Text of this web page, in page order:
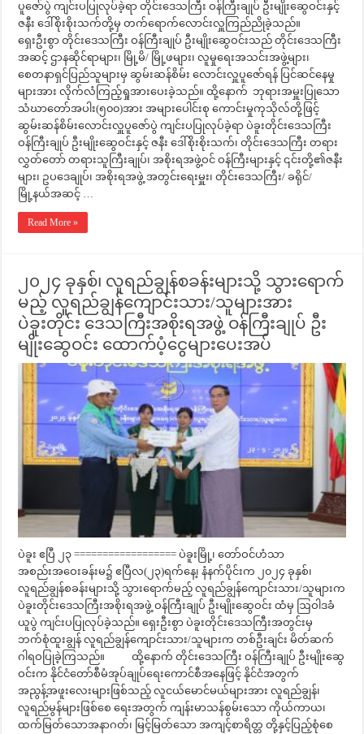
ပူဇော်ပွဲ ကျင်းပပြုလုပ်ခဲ့ရာ တိုင်းဒေသကြီး ဝန်ကြီးချုပ် ဦးမျိုးဆွေဝင်းနှင့်
ဇနီး ဒေါ်စိုးစိုးသက်တို့မှ တက်ရောက်လောင်းလှူကြည်ညိုခဲ့သည်။
ရှေးဦးစွာ တိုင်းဒေသကြီး ဝန်ကြီးချုပ် ဦးမျိုးဆွေဝင်းသည် တိုင်းဒေသကြီး
အဆင့် ဌာနဆိုင်ရာများ၊ မြို့မိ/ မြို့ဖများ၊ လူမှုရေးအသင်းအဖွဲ့များ၊
စေတနာရှင်ပြည်သူများမှ ဆွမ်းဆန်စိမ်း လောင်းလှူပူဇော်ရန် ပြင်ဆင်နေမှု
များအား လိုက်လံကြည့်ရှုအားပေးခဲ့သည်။ ထို့နောက် ဘုရားအမှူးပြုသော
သံဃာတော်အပါး(၅၀၀)အား အများပေါင်းစု ကောင်းမှုကုသိုလ်တို့ဖြင့်
ဆွမ်းဆန်စိမ်းလောင်းလှူပူဇော်ပွဲ ကျင်းပပြုလုပ်ခဲ့ရာ ပဲခူးတိုင်းဒေသကြီး
ဝန်ကြီးချုပ် ဦးမျိုးဆွေဝင်းနှင့် ဇနီး ဒေါ်စိုးစိုးသက်၊ တိုင်းဒေသကြီး တရား
လွှတ်တော် တရားသူကြီးချုပ်၊ အစိုးရအဖွဲ့ဝင် ဝန်ကြီးများနှင့် ၎င်းတို့၏ဇနီး
များ၊ ဥပဒေချုပ်၊ အစိုးရအဖွဲ့ အတွင်းရေးမှူး၊ တိုင်းဒေသကြီး/ ခရိုင်/
မြို့နယ်အဆင့် …
Read More »
၂၀၂၄ ခုနှစ်၊ လူရည်ချွန်စခန်းများသို့ သွားရောက်
မည့် လူရည်ချွန်ကျောင်းသား/သူများအား
ပဲခူးတိုင်း ဒေသကြီးအစိုးရအဖွဲ့ ဝန်ကြီးချုပ် ဦး
မျိုးဆွေဝင်း ထောက်ပံ့ငွေများပေးအပ်
ပဲခူး ဧပြီ ၂၃ ================== ပဲခူးမြို့၊ တော်ဝင်ဟံသာ
အစည်းအဝေးခန်းမ၌ ဧပြီလ(၂၃)ရက်နေ့၊ နံနက်ပိုင်းက ၂၀၂၄ ခုနှစ်၊
လူရည်ချွန်စခန်းများသို့ သွားရောက်မည့် လူရည်ချွန်ကျောင်းသား/သူများက
ပဲခူးတိုင်းဒေသကြီးအစိုးရအဖွဲ့ ဝန်ကြီးချုပ် ဦးမျိုးဆွေဝင်း ထံမှ ဩဝါဒခံ
ယူပွဲ ကျင်းပပြုလုပ်ခဲ့သည်။ ရှေးဦးစွာ ပဲခူးတိုင်းဒေသကြီးအတွင်းမှ
ဘက်စုံထူးချွန် လူရည်ချွန်ကျောင်းသား/သူများက တစ်ဦးချင်း မိတ်ဆက်
ဂါရဝပြုခဲ့ကြသည်။ ထို့နောက် တိုင်းဒေသကြီး ဝန်ကြီးချုပ် ဦးမျိုးဆွေ
ဝင်းက နိုင်ငံတော်စီမံအုပ်ချုပ်ရေးကောင်စီအနေဖြင့် နိုင်ငံအတွက်
အညွန့်အဖူးလေးများဖြစ်သည့် လူငယ်မောင်မယ်များအား လူရည်ချွန်၊
လူရည်မွန်များဖြစ်စေ ရေးအတွက် ကျန်းမာသန်စွမ်းသော ကိုယ်ကာယ၊
ထက်မြတ်သောအနာဂတ်၊ မြင့်မြတ်သော အကျင့်စာရိတ္တ တို့နှင့်ပြည့်စုံစေ